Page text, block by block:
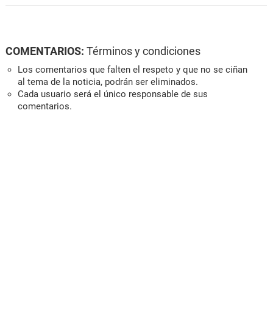
COMENTARIOS: Términos y condiciones
Los comentarios que falten el respeto y que no se ciñan
al tema de la noticia, podrán ser eliminados.
Cada usuario será el único responsable de sus
comentarios.